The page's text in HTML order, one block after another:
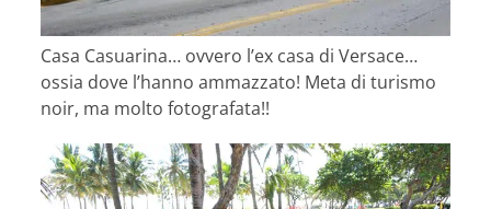
Casa Casuarina… ovvero l’ex casa di Versace…
ossia dove l’hanno ammazzato! Meta di turismo
noir, ma molto fotografata!!